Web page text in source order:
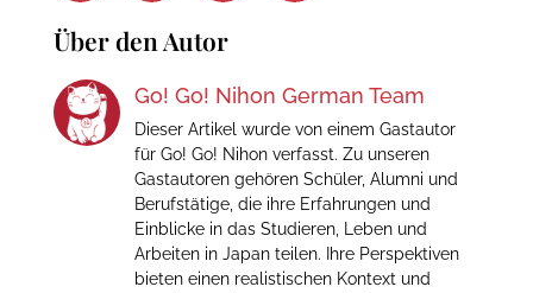
Über den Autor
Go! Go! Nihon German Team
Dieser Artikel wurde von einem Gastautor
für Go! Go! Nihon verfasst. Zu unseren
Gastautoren gehören Schüler, Alumni und
Berufstätige, die ihre Erfahrungen und
Einblicke in das Studieren, Leben und
Arbeiten in Japan teilen. Ihre Perspektiven
bieten einen realistischen Kontext und